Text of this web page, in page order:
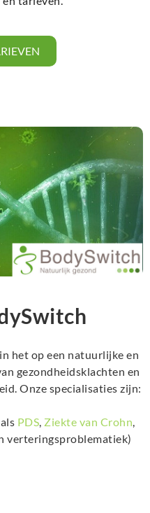
het op een natuurlijke en
gezondheidsklachten en
Onze specialisaties zijn:
PDS, Ziekte van Crohn,
verteringsproblematiek)